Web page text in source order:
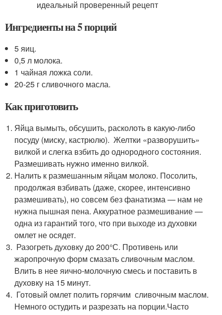
Ингрeдиенты на 5 порций
5 яиц.
0,5 л молока.
1 чайная ложка соли.
20-25 г сливочного масла.
Как приготовить
Яйца вымыть, обсушить, расколоть в какую-либо
посуду (миску, кастрюлю). Желтки «разворушить»
вилкой и слегка взбить до однородного состояния.
Размешивать нужно именно вилкой.
Налить к размешанным яйцам молоко. Посолить,
продолжая взбивать (даже, скорее, интенсивно
размешивать), но совсем без фанатизма — нам не
нужна пышная пена. Аккуратное размешивание —
одна из гарантий того, что при выходе из духовки
омлет не осядет.
Разогреть духовку до 200°С. Противень или
жаропрочную форм смазать сливочным маслом.
Влить в нее яично-молочную смесь и поставить в
духовку на 15 минут.
Готовый омлет полить горячим сливочным маслом.
Немного остудить и разрезать на порции.Часто